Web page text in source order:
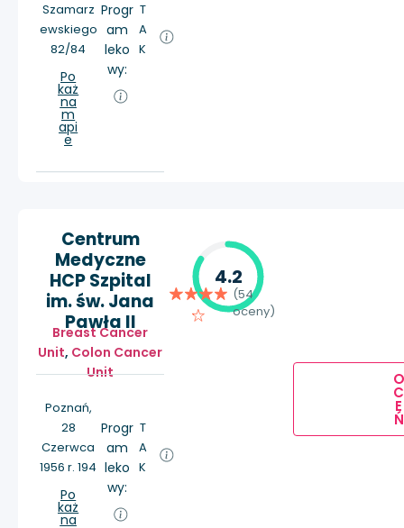
Szamarz
ewskiego
82/84
Po
każ
na
m
api
e
Progr
am
leko
wy:
T
A
K
Centrum
Medyczne
HCP Szpital
im. św. Jana
Pawła II
Breast Cancer
Unit, Colon Cancer
Unit
Poznań,
28
Czerwca
1956 r. 194
Po
każ
na
Progr
am
leko
wy:
T
A
K
4.2
(54
oceny)
O
C
E
Ń